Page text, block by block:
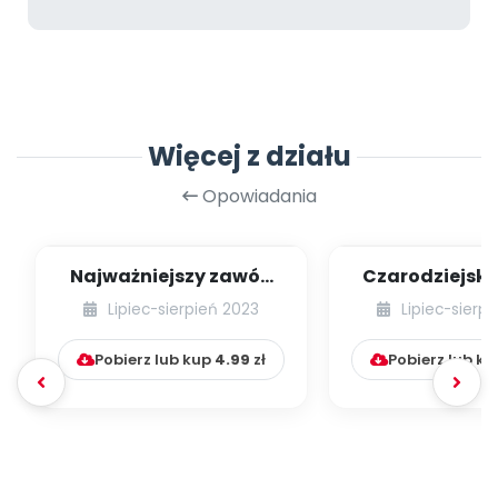
Więcej z działu
Opowiadania
Najważniejszy zawód
świata
Lipiec-sierpień 2023
Pobierz lub kup 4.99 zł
Lipiec-
Pobierz lub